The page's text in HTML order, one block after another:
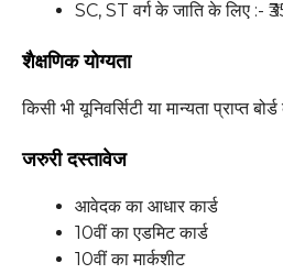
SC, ST वर्ग के जाति के लिए :-
शैक्षणिक योग्यता
किसी भी यूनिवर्सिटी या मान्यता प्राप्त
जरुरी दस्तावेज
आवेदक का आधार कार्ड
10वीं का एडमिट कार्ड
10वीं का मार्कशीट